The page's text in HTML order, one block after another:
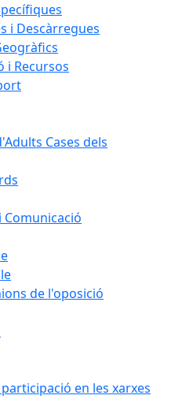
i Descàrregues
i Recursos
Cases dels
Comunicació
de l'oposició
en les xarxes